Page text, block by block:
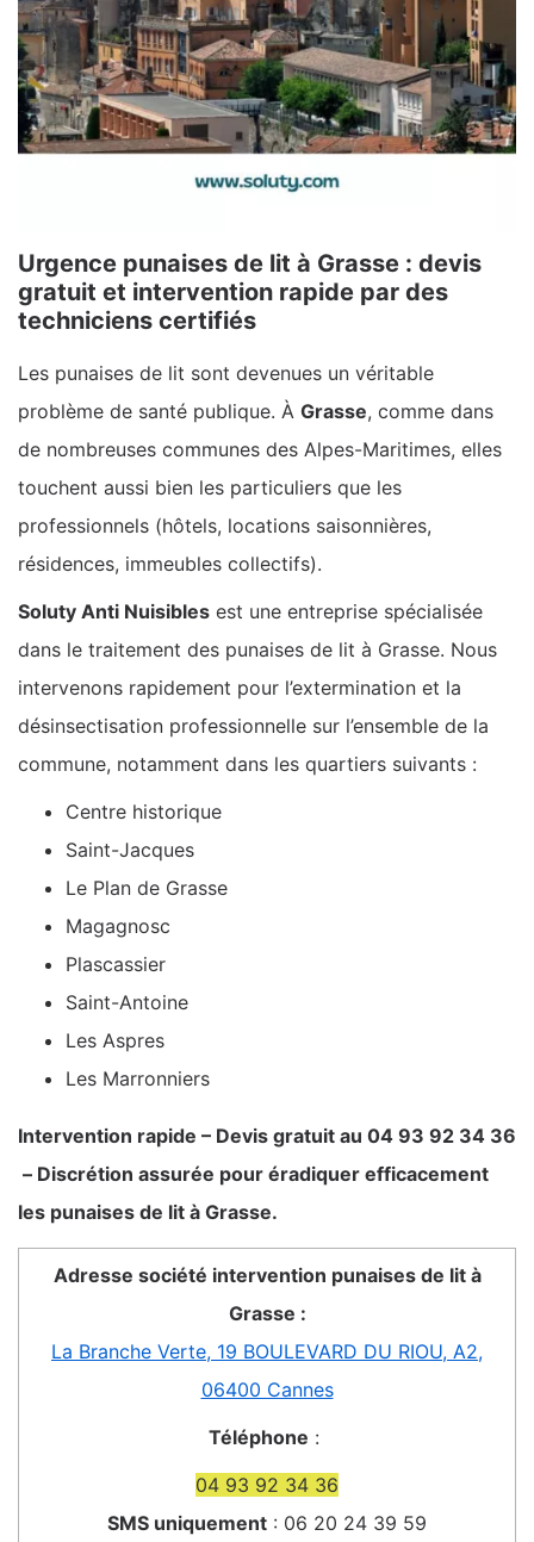
Urgence punaises de lit à Grasse : devis
gratuit et intervention rapide par des
techniciens certifiés
Les punaises de lit sont devenues un véritable
problème de santé publique. À Grasse, comme dans
de nombreuses communes des Alpes-Maritimes, elles
touchent aussi bien les particuliers que les
professionnels (hôtels, locations saisonnières,
résidences, immeubles collectifs).
Soluty Anti Nuisibles est une entreprise spécialisée
dans le traitement des punaises de lit à Grasse. Nous
intervenons rapidement pour l’extermination et la
désinsectisation professionnelle sur l’ensemble de la
commune, notamment dans les quartiers suivants :
Centre historique
Saint-Jacques
Le Plan de Grasse
Magagnosc
Plascassier
Saint-Antoine
Les Aspres
Les Marronniers
Intervention rapide – Devis gratuit au 04 93 92 34 36
– Discrétion assurée pour éradiquer efficacement
les punaises de lit à Grasse.
Adresse société intervention punaises de lit à
Grasse :
La Branche Verte, 19 BOULEVARD DU RIOU, A2,
06400 Cannes
Téléphone :
04 93 92 34 36
SMS uniquement : 06 20 24 39 59